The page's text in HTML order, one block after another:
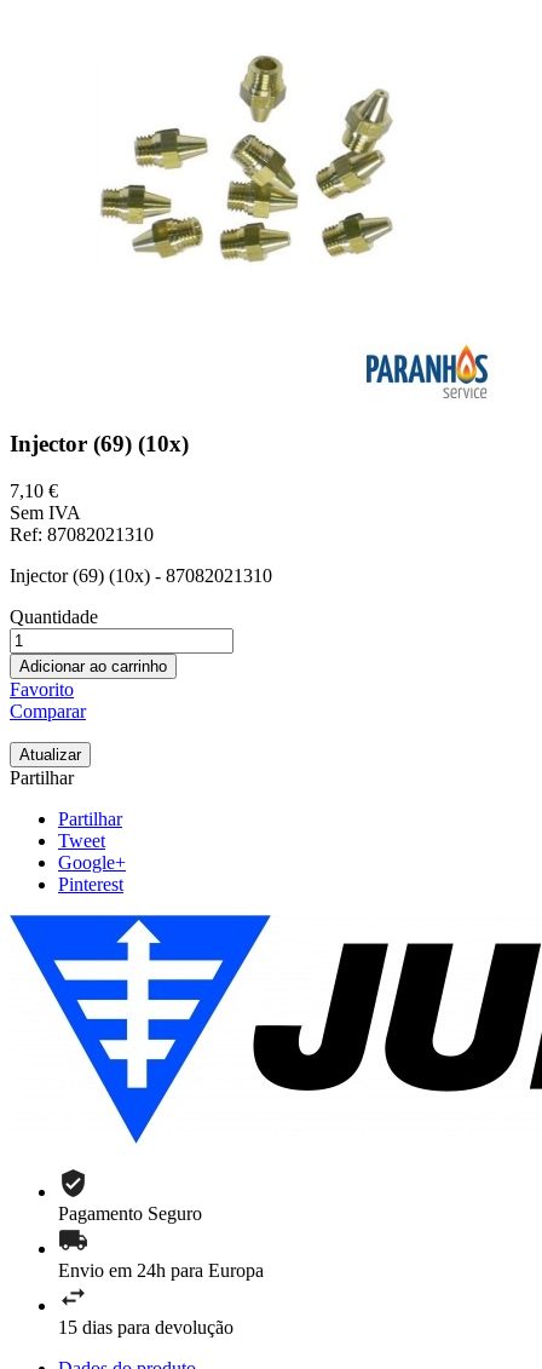
Injector (69) (10x)
7,10 €
Sem IVA
Ref: 87082021310
Injector (69) (10x) - 87082021310
Quantidade
Adicionar ao carrinho
Favorito
Comparar
Partilhar
Partilhar
Tweet
Google+
Pinterest
Pagamento Seguro
Envio em 24h para Europa
15 dias para devolução